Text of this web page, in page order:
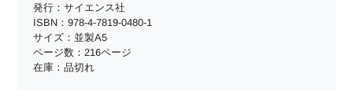
発行：サイエンス社
ISBN：978-4-7819-0480-1
サイズ：並製A5
ページ数：216ページ
在庫：品切れ